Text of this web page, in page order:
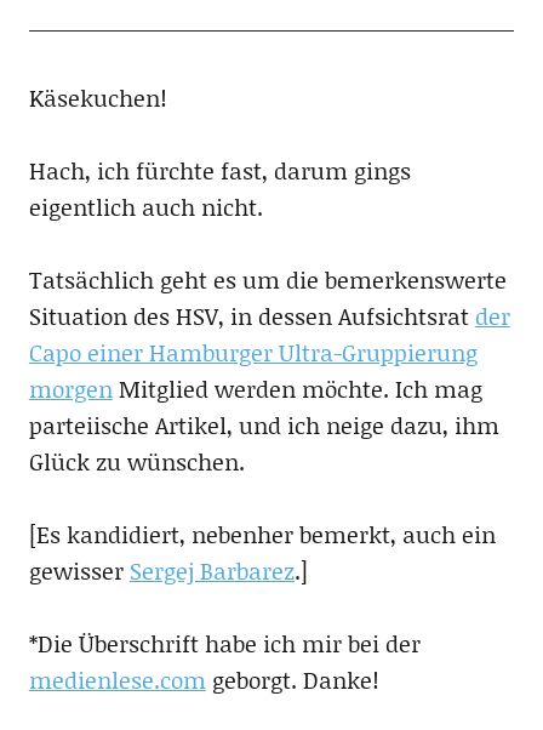
Käsekuchen!
Hach, ich fürchte fast, darum gings
eigentlich auch nicht.
Tatsächlich geht es um die bemerkenswerte
Situation des HSV, in dessen Aufsichtsrat der
Capo einer Hamburger Ultra-Gruppierung
morgenMitglied werden möchte. Ich mag
parteiische Artikel, und ich neige dazu, ihm
Glück zu wünschen.
[Es kandidiert, nebenher bemerkt, auch ein
gewisser Sergej Barbarez.]
*Die Überschrift habe ich mir bei der
medienlese.comgeborgt. Danke!